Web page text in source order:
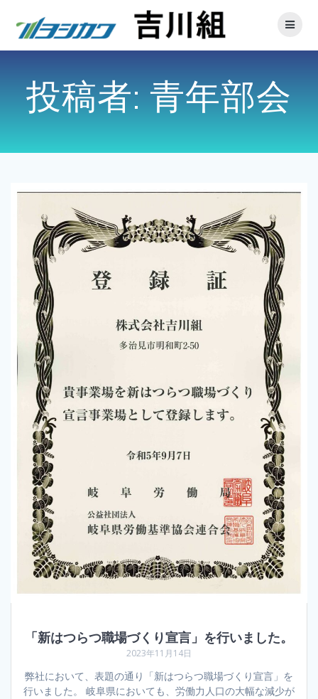
投稿者:青年部会
「新はつらつ職場づくり宣言」を行いました。
2023年11月14日
弊社において、表題の通り「新はつらつ職場づくり宣言」を
行いました。 岐阜県においても、労働力人口の大幅な減少が